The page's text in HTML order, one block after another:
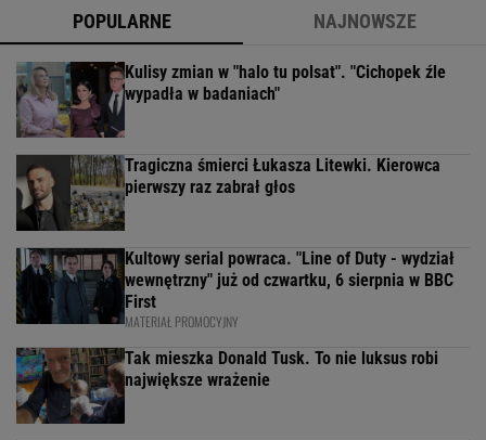
POPULARNE NAJNOWSZE
Kulisy zmian w "halo tu polsat". "Cichopek źle
wypadła w badaniach"
Tragiczna śmierci Łukasza Litewki. Kierowca
pierwszy raz zabrał głos
Kultowy serial powraca. "Line of Duty - wydział
wewnętrzny" już od czwartku, 6 sierpnia w BBC
First
MATERIAŁ PROMOCYJNY
Tak mieszka Donald Tusk. To nie luksus robi
największe wrażenie